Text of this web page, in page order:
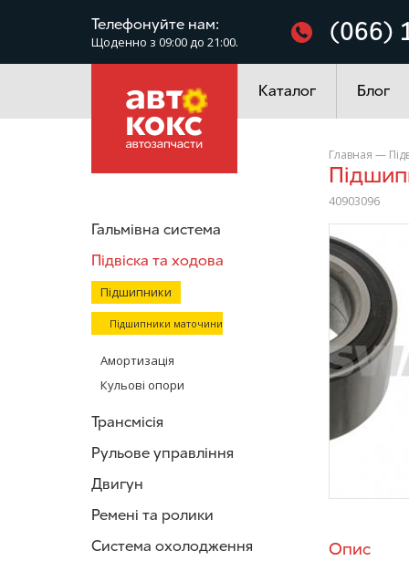
Телефонуйте нам:
Щоденно з 09:00 до 21:00. (066)
Каталог
Електроустаткування
Блог
Гальмівна система
Підвіска та ходова
Підшипники
Підшипники маточини
Амортизація
Кульові опори
Трансмісія
Рульове управління
Двигун
Ремені та ролики
Система охолодження
Главная —
40903096
/>
Опис